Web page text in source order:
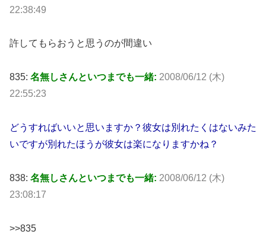
22:38:49
許してもらおうと思うのが間違い
835: 名無しさんといつまでも一緒: 2008/06/12 (木)
22:55:23
どうすればいいと思いますか？彼女は別れたくはないみた
いですが別れたほうが彼女は楽になりますかね？
838: 名無しさんといつまでも一緒: 2008/06/12 (木)
23:08:17
>>835